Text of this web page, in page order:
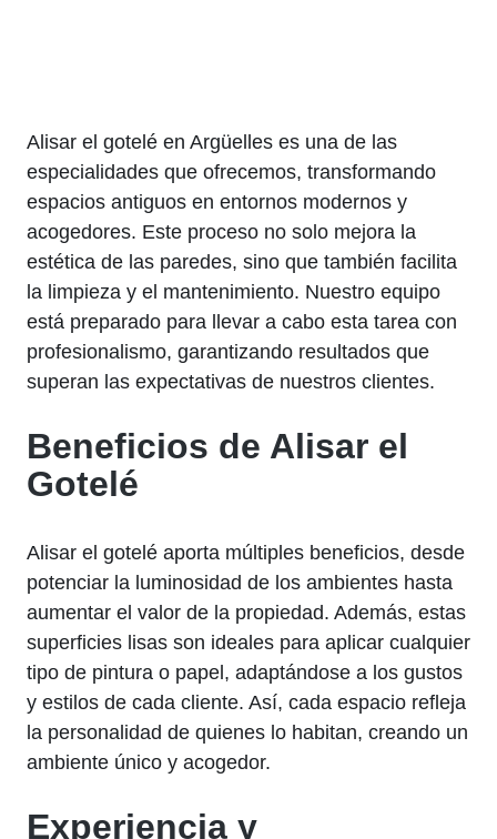
Alisar el gotelé en Argüelles es una de las
especialidades que ofrecemos, transformando
espacios antiguos en entornos modernos y
acogedores. Este proceso no solo mejora la
estética de las paredes, sino que también facilita
la limpieza y el mantenimiento. Nuestro equipo
está preparado para llevar a cabo esta tarea con
profesionalismo, garantizando resultados que
superan las expectativas de nuestros clientes.
Beneficios de Alisar el
Gotelé
Alisar el gotelé aporta múltiples beneficios, desde
potenciar la luminosidad de los ambientes hasta
aumentar el valor de la propiedad. Además, estas
superficies lisas son ideales para aplicar cualquier
tipo de pintura o papel, adaptándose a los gustos
y estilos de cada cliente. Así, cada espacio refleja
la personalidad de quienes lo habitan, creando un
ambiente único y acogedor.
Experiencia y